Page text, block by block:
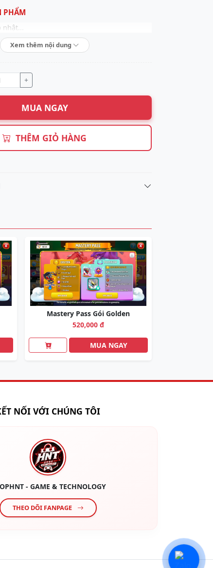
PHẨM
Xem thêm nội dung
+
MUA NGAY
THÊM GIỎ HÀNG
Mastery Pass Gói Golden
520,000 đ
MUA NGAY
NỐI VỚI CHÚNG TÔI
- GAME & TECHNOLOGY
THEO DÕI FANPAGE